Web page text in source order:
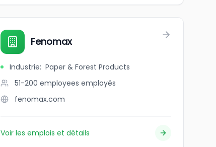
Fenomax
Industrie: Paper & Forest Products
51-200 employees employés
fenomax.com
Voir les emplois et détails